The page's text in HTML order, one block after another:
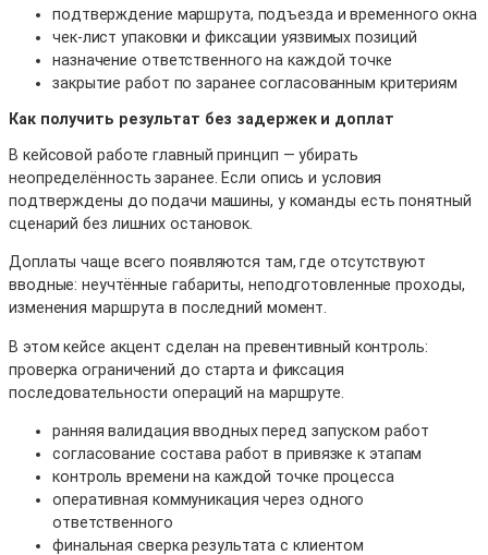
подтверждение маршрута, подъезда и временного окна
чек-лист упаковки и фиксации уязвимых позиций
назначение ответственного на каждой точке
закрытие работ по заранее согласованным критериям
Как получить результат без задержек и доплат
В кейсовой работе главный принцип — убирать
неопределённость заранее. Если опись и условия
подтверждены до подачи машины, у команды есть понятный
сценарий без лишних остановок.
Доплаты чаще всего появляются там, где отсутствуют
вводные: неучтённые габариты, неподготовленные проходы,
изменения маршрута в последний момент.
В этом кейсе акцент сделан на превентивный контроль:
проверка ограничений до старта и фиксация
последовательности операций на маршруте.
ранняя валидация вводных перед запуском работ
согласование состава работ в привязке к этапам
контроль времени на каждой точке процесса
оперативная коммуникация через одного
ответственного
финальная сверка результата с клиентом